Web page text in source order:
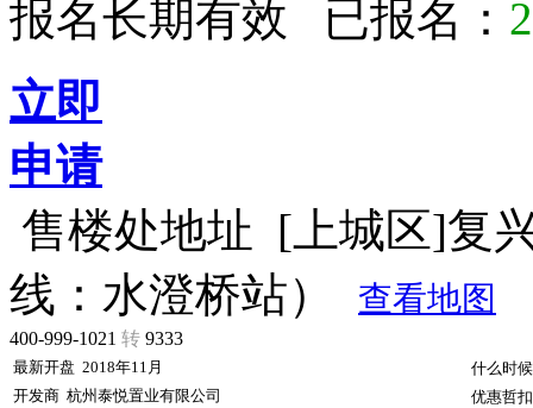
报名长期有效 已报名：
立即
申请
售楼处地址 [上城区]复
线：水澄桥站）
查看地图
400-999-1021 转 9333
最新开盘 2018年11月
什么时
开发商 杭州泰悦置业有限公司
优惠哲扣